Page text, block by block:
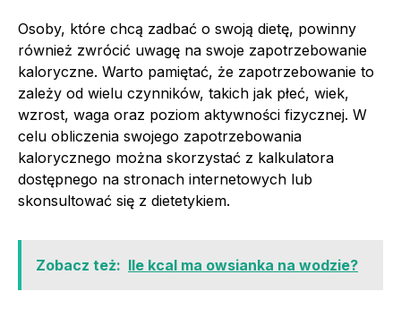
Osoby, które chcą zadbać o swoją dietę, powinny
również zwrócić uwagę na swoje zapotrzebowanie
kaloryczne. Warto pamiętać, że zapotrzebowanie to
zależy od wielu czynników, takich jak płeć, wiek,
wzrost, waga oraz poziom aktywności fizycznej. W
celu obliczenia swojego zapotrzebowania
kalorycznego można skorzystać z kalkulatora
dostępnego na stronach internetowych lub
skonsultować się z dietetykiem.
Zobacz też: Ile kcal ma owsianka na wodzie?